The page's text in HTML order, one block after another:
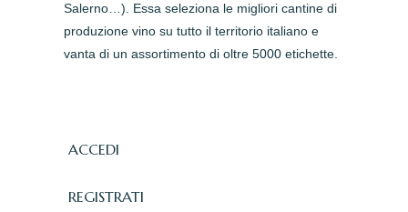
Salerno…). Essa seleziona le migliori cantine di
produzione vino su tutto il territorio italiano e
vanta di un assortimento di oltre 5000 etichette.
ACCEDI
REGISTRATI